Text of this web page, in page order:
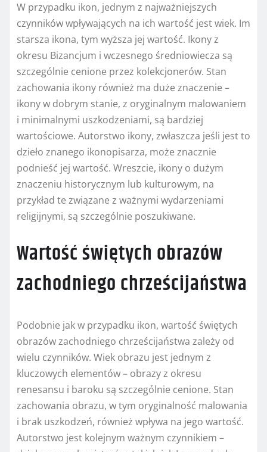
W przypadku ikon, jednym z najważniejszych
czynników wpływających na ich wartość jest wiek. Im
starsza ikona, tym wyższa jej wartość. Ikony z
okresu Bizancjum i wczesnego średniowiecza są
szczególnie cenione przez kolekcjonerów. Stan
zachowania ikony również ma duże znaczenie –
ikony w dobrym stanie, z oryginalnym malowaniem
i minimalnymi uszkodzeniami, są bardziej
wartościowe. Autorstwo ikony, zwłaszcza jeśli jest to
dzieło znanego ikonopisarza, może znacznie
podnieść jej wartość. Wreszcie, ikony o dużym
znaczeniu historycznym lub kulturowym, na
przykład te związane z ważnymi wydarzeniami
religijnymi, są szczególnie poszukiwane.
Wartość świętych obrazów
zachodniego chrześcijaństwa
Podobnie jak w przypadku ikon, wartość świętych
obrazów zachodniego chrześcijaństwa zależy od
wielu czynników. Wiek obrazu jest jednym z
kluczowych elementów – obrazy z okresu
renesansu i baroku są szczególnie cenione. Stan
zachowania obrazu, w tym oryginalność malowania
i brak uszkodzeń, również wpływa na jego wartość.
Autorstwo jest kolejnym ważnym czynnikiem –